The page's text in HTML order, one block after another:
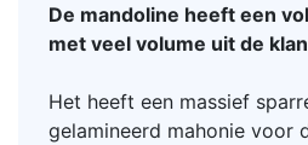
De mandoline heeft een
met veel volume uit de
Het heeft een massief
gelamineerd mahonie voor